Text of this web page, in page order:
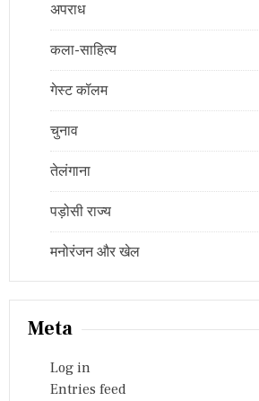
अपराध
कला-साहित्य
गेस्ट कॉलम
चुनाव
तेलंगाना
पड़ोसी राज्य
मनोरंजन और खेल
Meta
Log in
Entries feed